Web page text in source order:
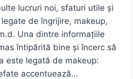
lucruri noi, sfaturi utile și
de îngrijire, makeup,
Una dintre informațiile
întipărită bine și încerc să
este legată de makeup:
accentuează…